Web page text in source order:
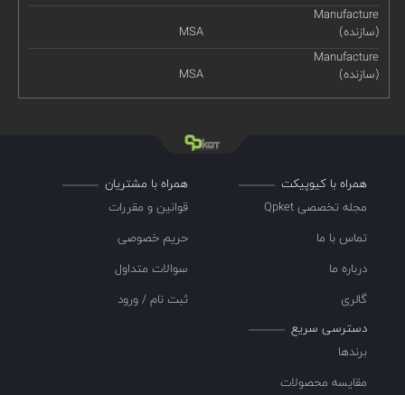
Manufacture
(سازنده)
MSA
Manufacture
(سازنده)
MSA
همراه با کیوپیکت
مجله تخصصی Qpket
تماس با ما
درباره ما
گالری
همراه با مشتریان
قوانین و مقررات
حریم خصوصی
سوالات متداول
ثبت نام / ورود
دسترسی سریع
برندها
مقایسه محصولات